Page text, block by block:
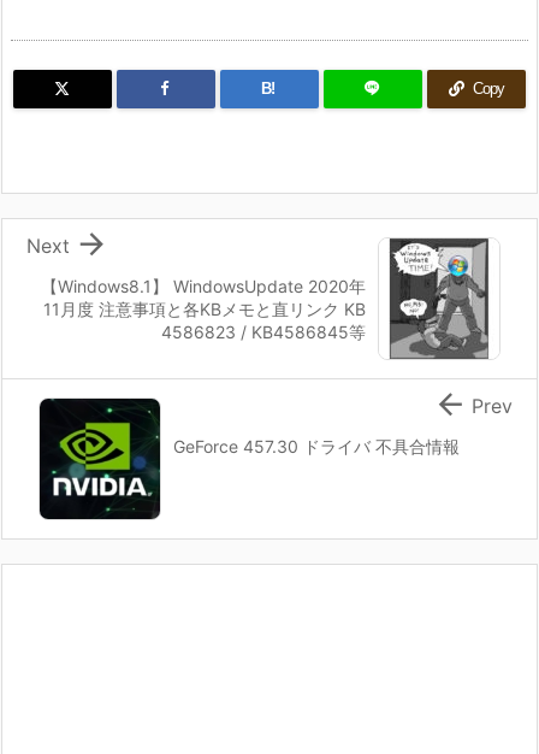
B! Copy
【Windows8.1】 WindowsUpdate 2020年
11月度 注意事項と各KBメモと直リンク KB
4586823 / KB4586845等

Next
GeForce 457.30 ドライバ 不具合情報
 Prev